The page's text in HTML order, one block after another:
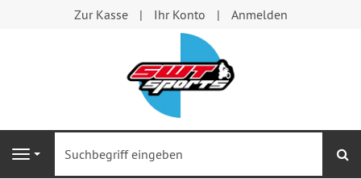
Zur Kasse Ihr Konto Anmelden
Navigation